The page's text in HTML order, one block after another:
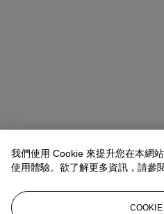
我們使用 Cookie 來提升您在本網
使用體驗。欲了解更多資訊，請參
COOKIE